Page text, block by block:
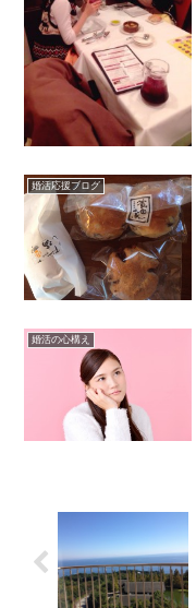
婚活応援ブログ
婚活の心構え